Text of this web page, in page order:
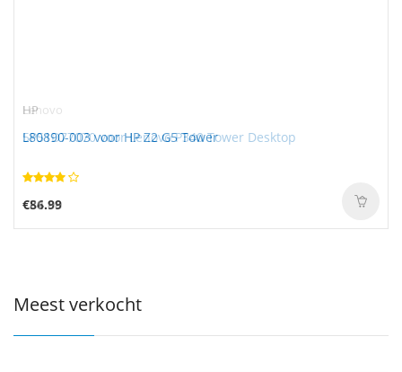
HP
L80890-003 voor HP Z2 G5 Tower
€86.99
Lenovo
5P51D77070 voor Lenovo P340 Tower Desktop
€54.88
Meest verkocht